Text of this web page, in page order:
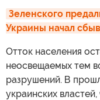
Зеленского
Украины начал
Отток населения
неосвещаемых тем
разрушений. В
украинских